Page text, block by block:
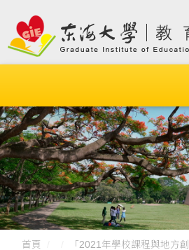
首頁 「2021年學校課程與地方